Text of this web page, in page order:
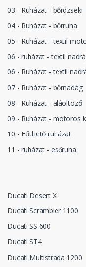
03 - Ruházat - bőrdzseki
04 - Ruházat - bőrruha
05 - Ruházat - textil
06 - ruházat - textil
06 - Ruházat - textil
07 - Ruházat - bőrnadág
08 - Ruházat - aláöltöző
09 - Ruházat - motoros
10 - Fűthető ruházat
11 - ruházat - esőruha
Ducati Desert X
Ducati Scrambler 1100
Ducati SS 600
Ducati ST4
Ducati Multistrada 1200